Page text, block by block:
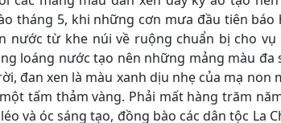
tháng 5, khi những cơn mưa đầu tiên báo
nước từ khe núi về ruộng chuẩn bị cho vụ
loáng nước tạo nên những mảng màu đa
đan xen là màu xanh dịu nhẹ của mạ non
tấm thảm vàng. Phải mất hàng trăm
và óc sáng tạo, đồng bào các dân tộc La